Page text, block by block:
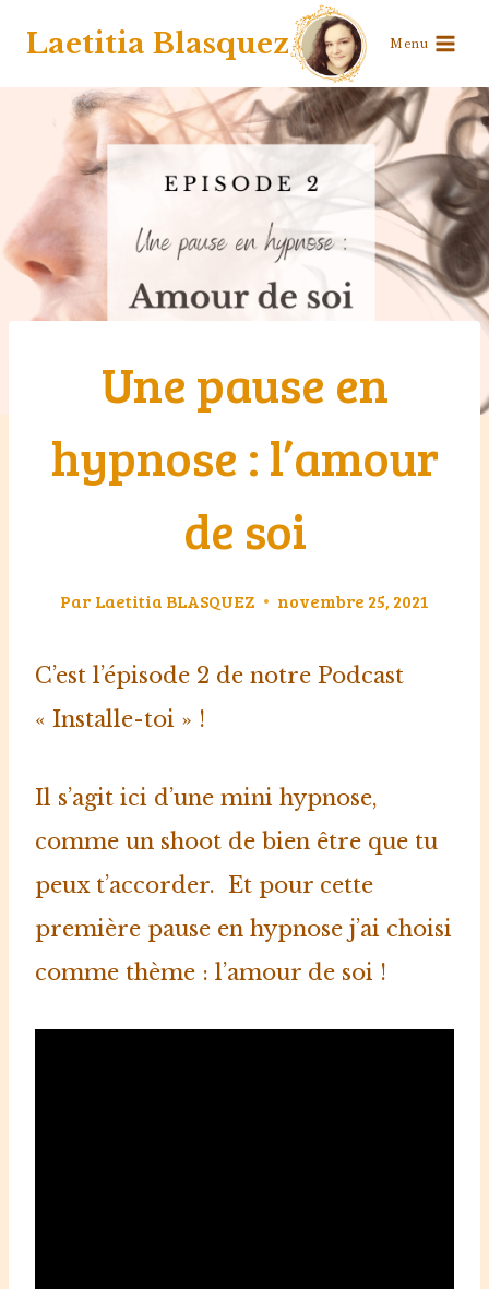
contenu
Laetitia Blasquez Menu
Une pause en
hypnose : l’amour
de soi
Par Laetitia BLASQUEZ novembre 25, 2021
C’est l’épisode 2 de notre Podcast
« Installe-toi »⁠ ⁠!
Il s’agit ici d’une mini hypnose,
comme un shoot de bien être que tu
peux t’accorder.⁠ ⁠ Et pour cette
première pause en hypnose j’ai choisi
comme thème : l’amour de soi !⁠ ⁠